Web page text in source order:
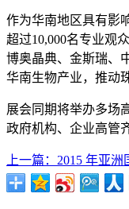
作为华南地区具有影
超过10,000名专业观
博奥晶典、金斯瑞、
华南生物产业，推动
展会同期将举办多场
政府机构、企业高管
上一篇：2015 年亚